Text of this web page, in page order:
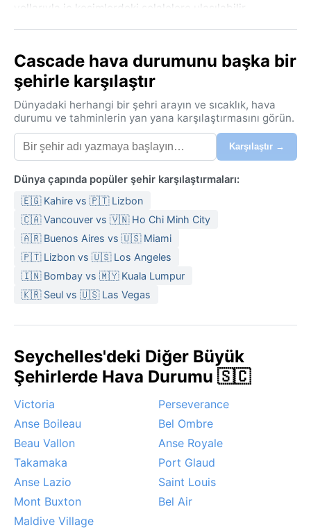
yollarıyla iç kesimlerdeki şelalelere ulaşılabilir.
tamamlar.
Köppen iklim sınıflandırmasına göre Af (tropikal
yağmur ormanı) kategorisinde yer alan Cascade’da yıl
boyunca sıcaklık 24–30°C arasında sabit kalır. Yaz
(Aralık–Nisan) daha nemli geçer, yağışlar kısa ama
yoğun sağanaklar halinde düşer; kış (Mayıs–Kasım)
ise daha serin ve kurudur. Bağıl nem yıl boyunca
yüksektir (%75–85), bu yüzden hafif, nefes alan
pamuklu kıyafetler ve yağmurluk vazgeçilmezdir.
Muson rüzgarlarının etkisiyle mayıs ayına doğru
yağışlar azalır, ancak kısa süreli sağanaklar her an
Seyahat için en uygun dönem Mayıs–Ekim arasıdır; bu
aylarda daha az yağış, daha düşük nem ve denizden
gelen ferahlatıcı alize rüzgarları hissedilir. Cascade,
tropikal siklon kuşağının dışında kalsa da ara sıra
basınç sistemlerinden etkilenebilir. Kış aylarında
sabah sisleri tepeleri sarar, ancak öğlene doğru
dağılır. Tropikal iklimin ritmine uyum sağlayan bu
küçük cennet, yıl boyu yeşil kalır.
Cascade hava durumunu başka bir
şehirle karşılaştır
Dünyadaki herhangi bir şehri arayın ve sıcaklık, hava
durumu ve tahminlerin yan yana karşılaştırmasını görün.
Karşılaştır →
Dünya çapında popüler şehir karşılaştırmaları:
🇪🇬 Kahire vs 🇵🇹 Lizbon
🇨🇦 Vancouver vs 🇻🇳 Ho Chi Minh City
🇦🇷 Buenos Aires vs 🇺🇸 Miami
🇵🇹 Lizbon vs 🇺🇸 Los Angeles
🇮🇳 Bombay vs 🇲🇾 Kuala Lumpur
🇰🇷 Seul vs 🇺🇸 Las Vegas
Seychelles'deki Diğer Büyük
Şehirlerde Hava Durumu 🇸🇨
Victoria
Perseverance
Anse Boileau
Bel Ombre
Beau Vallon
Anse Royale
Takamaka
Port Glaud
Anse Lazio
Saint Louis
Mont Buxton
Bel Air
Maldive Village